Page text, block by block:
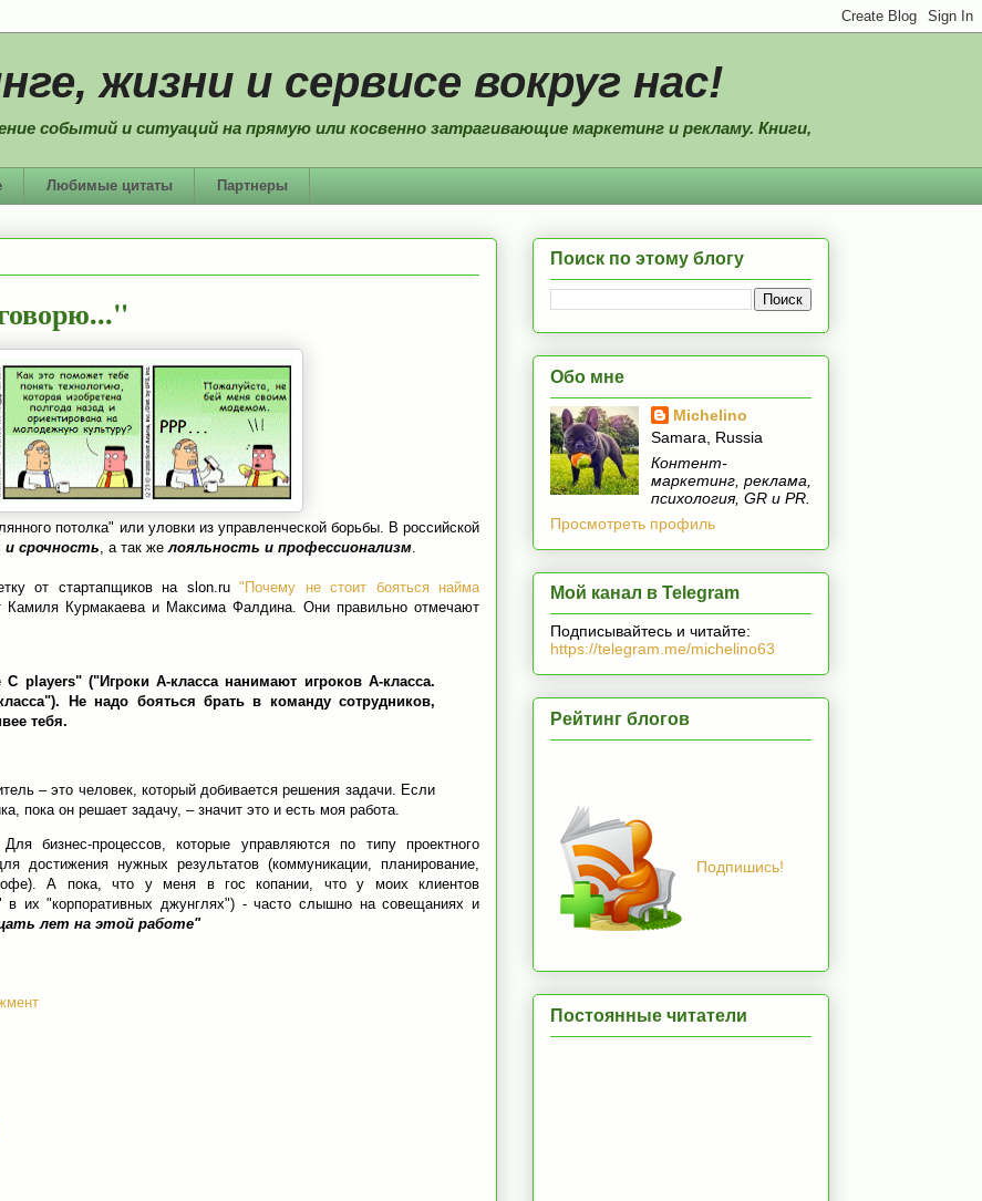
жизни и сервисе вокруг нас!
событий и ситуаций на прямую или косвенно затрагивающие маркетинг и рекламу. Книги,
Любимые цитаты Партнеры
потолка" или уловки из управленческой борьбы. В российской
срочность , а так же лояльность и профессионализм
от стартапщиков на slon.ru"Почему не стоит бояться найма
Камиля Курмакаева и Максима Фалдина. Они правильно отмечают
players" ("Игроки А-класса нанимают игроков А-класса.
Не надо бояться брать в команду сотрудников,
тебя.
– это человек, который добивается решения задачи. Если
пока он решает задачу, – значит это и есть моя работа.
бизнес-процессов, которые управляются по типу проектного
достижения нужных результатов (коммуникации, планирование,
А пока, что у меня в гос копании, что у моих клиентов
в их "корпоративных джунглях") - часто слышно на совещаниях и
лет на этой работе"
Поиск по этому блогу
Обо мне
Michelino
Samara, Russia
Контент-
маркетинг, реклама,
психология, GR и PR.
Просмотреть профиль
Мой канал в Telegram
Подписывайтесь и читайте:
https://telegram.me/michelino63
Рейтинг блогов
Подпишись!
Постоянные читатели